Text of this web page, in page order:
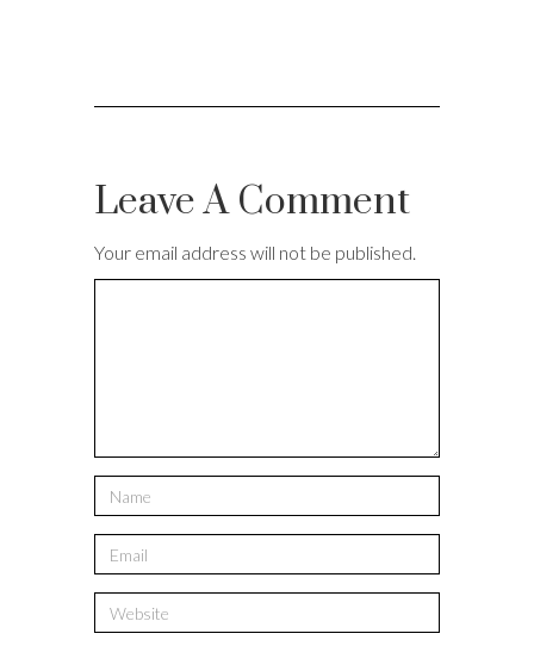
Leave A Comment
Your email address will not be published.